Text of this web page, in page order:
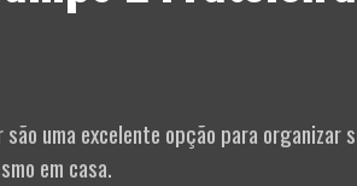
são uma excelente opção para organizar
em casa.